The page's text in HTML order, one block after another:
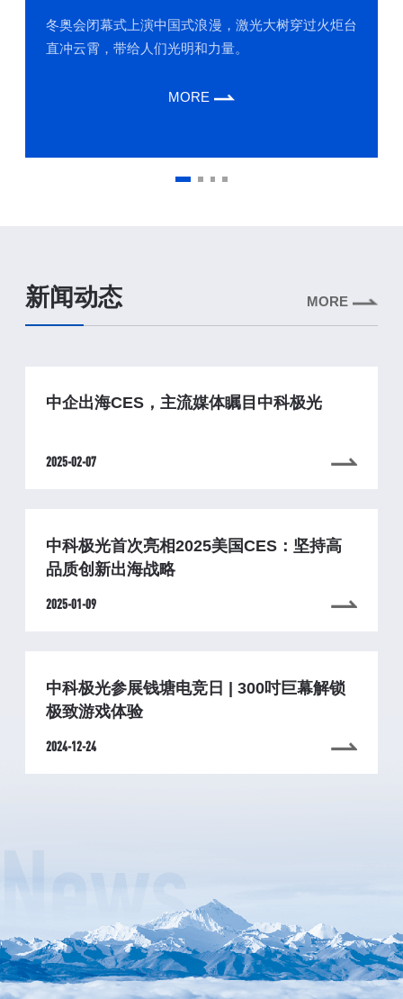
冬奥会闭幕式上演中国式浪漫，激光大树穿过火炬台
直冲云霄，带给人们光明和力量。
MORE
新闻动态 MORE
中企出海CES，主流媒体瞩目中科极光
2025-02-07
中科极光首次亮相2025美国CES：坚持高
品质创新出海战略
2025-01-09
中科极光参展钱塘电竞日 | 300吋巨幕解锁
极致游戏体验
2024-12-24